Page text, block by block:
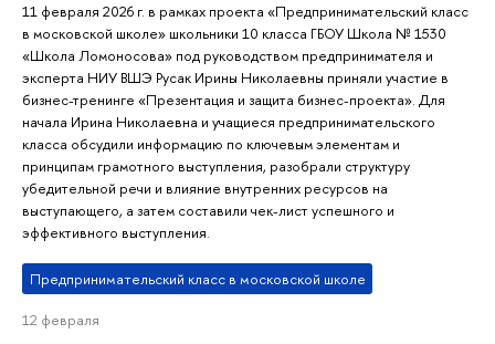
11 февраля 2026 г. в рамках проекта «Предпринимательский класс
в московской школе» школьники 10 класса ГБОУ Школа № 1530
«Школа Ломоносова» под руководством предпринимателя и
эксперта НИУ ВШЭ Русак Ирины Николаевны приняли участие в
бизнес-тренинге «Презентация и защита бизнес-проекта». Для
начала Ирина Николаевна и учащиеся предпринимательского
класса обсудили информацию по ключевым элементам и
принципам грамотного выступления, разобрали структуру
убедительной речи и влияние внутренних ресурсов на
выступающего, а затем составили чек-лист успешного и
эффективного выступления.
Предпринимательский класс в московской школе
12 февраля